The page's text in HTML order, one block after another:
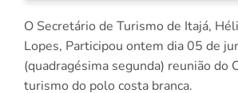
O Secretário de Turismo de Itajá,
Lopes, Participou ontem dia 05 de
(quadragésima segunda) reunião do
turismo do polo costa branca.